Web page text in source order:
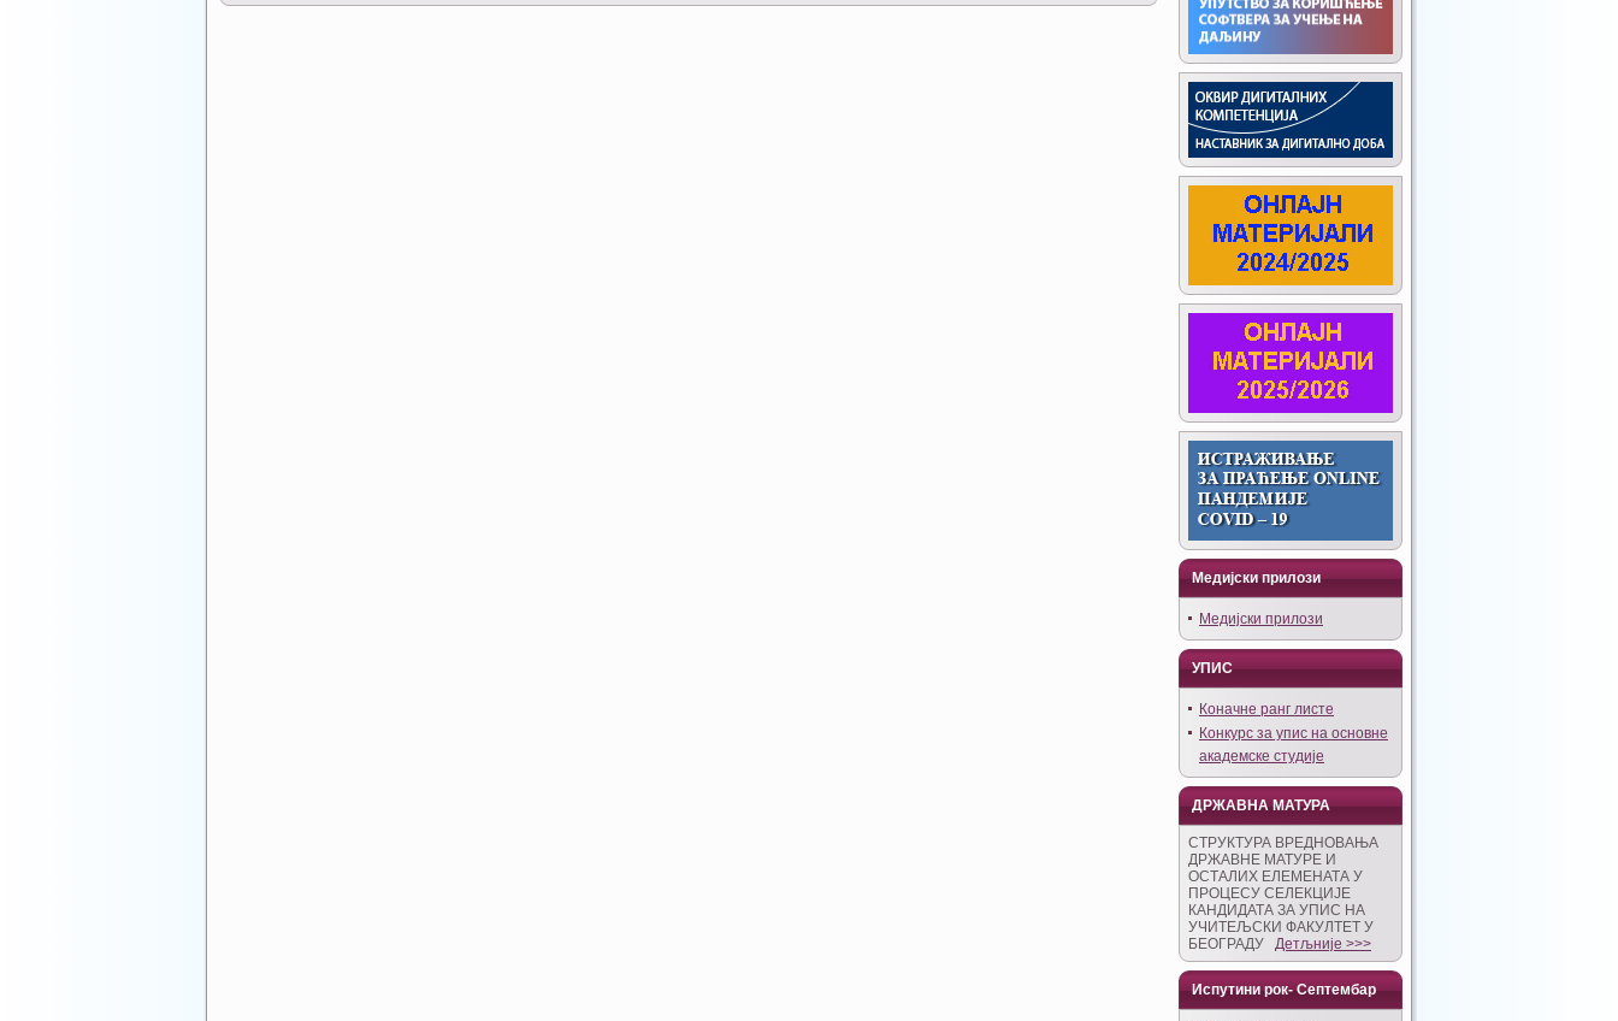
Медијски прилози
Медијски прилози
УПИС
Коначне ранг листе
Конкурс за упис на основне
академске студије
ДРЖАВНА МАТУРА
СТРУКТУРА ВРЕДНОВАЊА
ДРЖАВНЕ МАТУРЕ И
ОСТАЛИХ ЕЛЕМЕНАТА У
ПРОЦЕСУ СЕЛЕКЦИЈЕ
КАНДИДАТА ЗА УПИС НА
УЧИТЕЉСКИ ФАКУЛТЕТ У
БЕОГРАДУ Детљније >>>
Испутини рок- Септембар